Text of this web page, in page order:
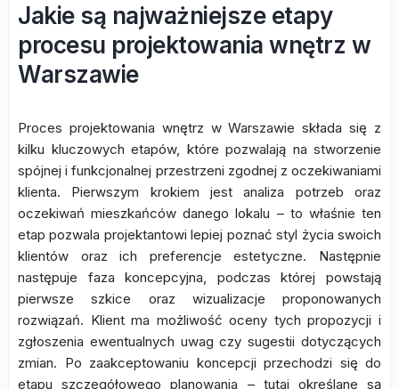
Jakie są najważniejsze etapy
procesu projektowania wnętrz w
Warszawie
Proces projektowania wnętrz w Warszawie składa się z
kilku kluczowych etapów, które pozwalają na stworzenie
spójnej i funkcjonalnej przestrzeni zgodnej z oczekiwaniami
klienta. Pierwszym krokiem jest analiza potrzeb oraz
oczekiwań mieszkańców danego lokalu – to właśnie ten
etap pozwala projektantowi lepiej poznać styl życia swoich
klientów oraz ich preferencje estetyczne. Następnie
następuje faza koncepcyjna, podczas której powstają
pierwsze szkice oraz wizualizacje proponowanych
rozwiązań. Klient ma możliwość oceny tych propozycji i
zgłoszenia ewentualnych uwag czy sugestii dotyczących
zmian. Po zaakceptowaniu koncepcji przechodzi się do
etapu szczegółowego planowania – tutaj określane są